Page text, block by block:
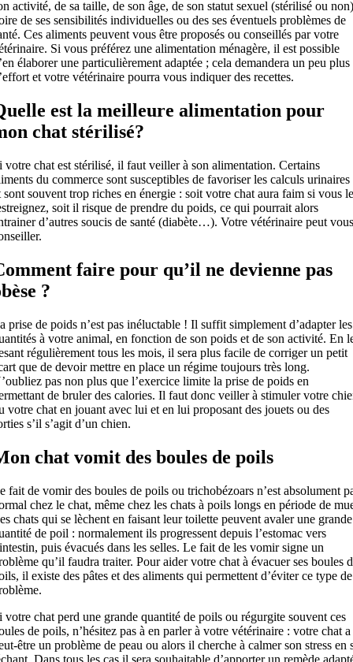
activité, de sa taille, de son âge, de son statut sexuel (stérilisé ou
de ses sensibilités individuelles ou des ses éventuels problèmes de
Ces aliments peuvent vous être proposés ou conseillés par votre
Si vous préférez une alimentation ménagère, il est possible
élaborer une particulièrement adaptée ; cela demandera un peu plus
et votre vétérinaire pourra vous indiquer des recettes.
est la meilleure alimentation pour
chat stérilisé?
votre chat est stérilisé, il faut veiller à son alimentation. Certains
du commerce sont susceptibles de favoriser les calculs urinaires
sont souvent trop riches en énergie : soit votre chat aura faim si vous
soit il risque de prendre du poids, ce qui pourrait alors
d’autres soucis de santé (diabète…). Votre vétérinaire peut
faire pour qu’il ne devienne pas
?
prise de poids n’est pas inéluctable ! Il suffit simplement d’adapter les
à votre animal, en fonction de son poids et de son activité. En
régulièrement tous les mois, il sera plus facile de corriger un petit
que de devoir mettre en place un régime toujours très long.
pas non plus que l’exercice limite la prise de poids en
de bruler des calories. Il faut donc veiller à stimuler votre
votre chat en jouant avec lui et en lui proposant des jouets ou des
s’il s’agit d’un chien.
chat vomit des boules de poils
fait de vomir des boules de poils ou trichobézoars n’est absolument
chez le chat, même chez les chats à poils longs en période de
chats qui se lèchent en faisant leur toilette peuvent avaler une grande
de poil : normalement ils progressent depuis l’estomac vers
puis évacués dans les selles. Le fait de les vomir signe un
qu’il faudra traiter. Pour aider votre chat à évacuer ses boules
il existe des pâtes et des aliments qui permettent d’éviter ce type de
votre chat perd une grande quantité de poils ou régurgite souvent ces
de poils, n’hésitez pas à en parler à votre vétérinaire : votre chat a
être un problème de peau ou alors il cherche à calmer son stress en
Dans tous les cas il sera souhaitable d’apporter un remède